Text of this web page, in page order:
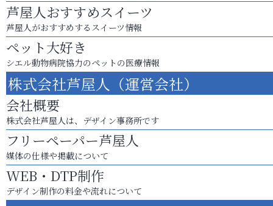
芦屋人おすすめスイーツ
芦屋人がおすすめするスイーツ情報
ペット大好き
シエル動物病院協力のペットの医療情報
株式会社芦屋人（運営会社）
会社概要
株式会社芦屋人は、デザイン事務所です
フリーペーパー芦屋人
媒体の仕様や掲載について
WEB・DTP制作
デザイン制作の料金や流れについて